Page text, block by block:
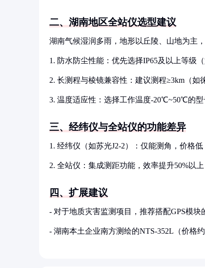
二、湖南地区全站仪选型建议
湖南气候湿润多雨，地形以丘陵、山地为主
1. 防水防尘性能：优先选择IP65及以上等级
2. 长测程与棱镜兼容性：建议测程≥3km（如
3. 温度适应性：选择工作温度-20℃~50℃的型
三、经纬仪与全站仪的功能差异
1. 经纬仪（如苏光J2-2）：仅能测角，价格
2. 全站仪：集成测距功能，效率提升50%以
四、扩展建议
- 对于地质灾害监测项目，推荐搭配GPS模块
- 湖南本土企业南方测绘的NTS-352L（价格